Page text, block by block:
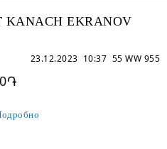
KANACH EKRANOV
55 WW 955
23.12.2023 10:37